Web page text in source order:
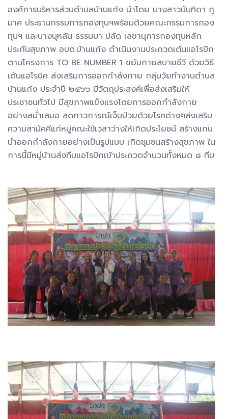
องค์การบริหารส่วนตำบลบ้านแก้ง นำโดย นางสาวนันทิดา ภู
มาศ ประธานกรรมการกองทุนฯพร้อมด้วยคณะกรรมการกอง
ทุนฯ และนางบุหลัน ธรรมมา ปลัด เลขานุการกองทุนหลัก
ประกันสุขภาพ อบต.บ้านแก้ง ดำเนินงานประกวดเต้นแอโรบิก
ตามโครงการ TO BE NUMBER 1 ขยับกายสบายชีวี ด้วยวิธี
เต้นแอโรบิค ส่งเสริมการออกกำลังกาย กลุ่มวัยทำงานตำบล
บ้านแก้ง ประจำปี ๒๕๖๖ มีวัตถุประสงค์เพื่อส่งเสริมให้
ประชาชนทั่วไป มีสุขภาพแข็งแรงโดยการออกกำลังกาย
อย่างสม่ำเสมอ ลดภาวการณ์เจ็บป่วยด้วยโรคต่างๆส่งเสริม
ความสามัคคีแก่หมู่คณะใช้เวลาว่างให้เกิดประโยชน์ สร้างแกน
นำออกกำลังกายอย่างเป็นรูปแบบ เกิดชุมชนสร้างสุขภาพ ใน
การนี้มีหมู่บ้านส่งทีมแอโรบิกเข้าประกวดจำนวนทั้งหมด ๘ ทีม